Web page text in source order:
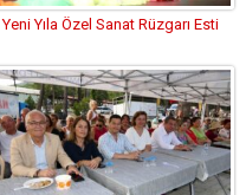
Yeni Yıla Özel Sanat Rüzgarı Esti